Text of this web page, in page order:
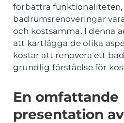
förbättra funktionaliteten,
badrumsrenoveringar
och kostsamma. I denna
att kartlägga de olika
kostar att renovera ett
grundlig förståelse för
En omfattande
presentation av